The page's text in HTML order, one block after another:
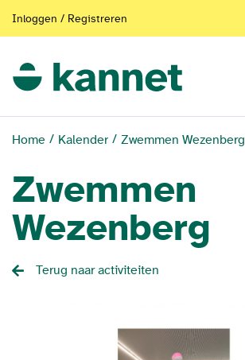
Inloggen / Registreren
Home Kalender Zwemmen Wezenberg
Zwemmen
Wezenberg
Terug naar activiteiten